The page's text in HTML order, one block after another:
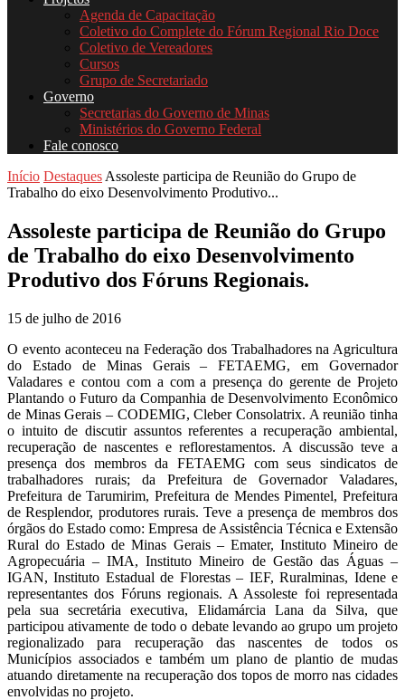
Agenda de Capacitação
Coletivo do Complete do Fórum Regional Rio Doce
Coletivo de Vereadores
Cursos
Grupo de Secretariado
Governo
Secretarias do Governo de Minas
Ministérios do Governo Federal
Fale conosco
Início Destaques Assoleste participa de Reunião do Grupo de
Trabalho do eixo Desenvolvimento Produtivo...
Assoleste participa de Reunião do Grupo
de Trabalho do eixo Desenvolvimento
Produtivo dos Fóruns Regionais.
15 de julho de 2016
O evento aconteceu na Federação dos Trabalhadores na Agricultura
do Estado de Minas Gerais – FETAEMG, em Governador
Valadares e contou com a com a presença do gerente de Projeto
Plantando o Futuro da Companhia de Desenvolvimento Econômico
de Minas Gerais – CODEMIG, Cleber Consolatrix. A reunião tinha
o intuito de discutir assuntos referentes a recuperação ambiental,
recuperação de nascentes e reflorestamentos. A discussão teve a
presença dos membros da FETAEMG com seus sindicatos de
trabalhadores rurais; da Prefeitura de Governador Valadares,
Prefeitura de Tarumirim, Prefeitura de Mendes Pimentel, Prefeitura
de Resplendor, produtores rurais. Teve a presença de membros dos
órgãos do Estado como: Empresa de Assistência Técnica e Extensão
Rural do Estado de Minas Gerais – Emater, Instituto Mineiro de
Agropecuária – IMA, Instituto Mineiro de Gestão das Águas –
IGAN, Instituto Estadual de Florestas – IEF, Ruralminas, Idene e
representantes dos Fóruns regionais. A Assoleste foi representada
pela sua secretária executiva, Elidamárcia Lana da Silva, que
participou ativamente de todo o debate levando ao grupo um projeto
regionalizado para recuperação das nascentes de todos os
Municípios associados e também um plano de plantio de mudas
atuando diretamente na recuperação dos topos de morro nas cidades
envolvidas no projeto.